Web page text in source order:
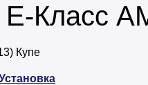
Класс